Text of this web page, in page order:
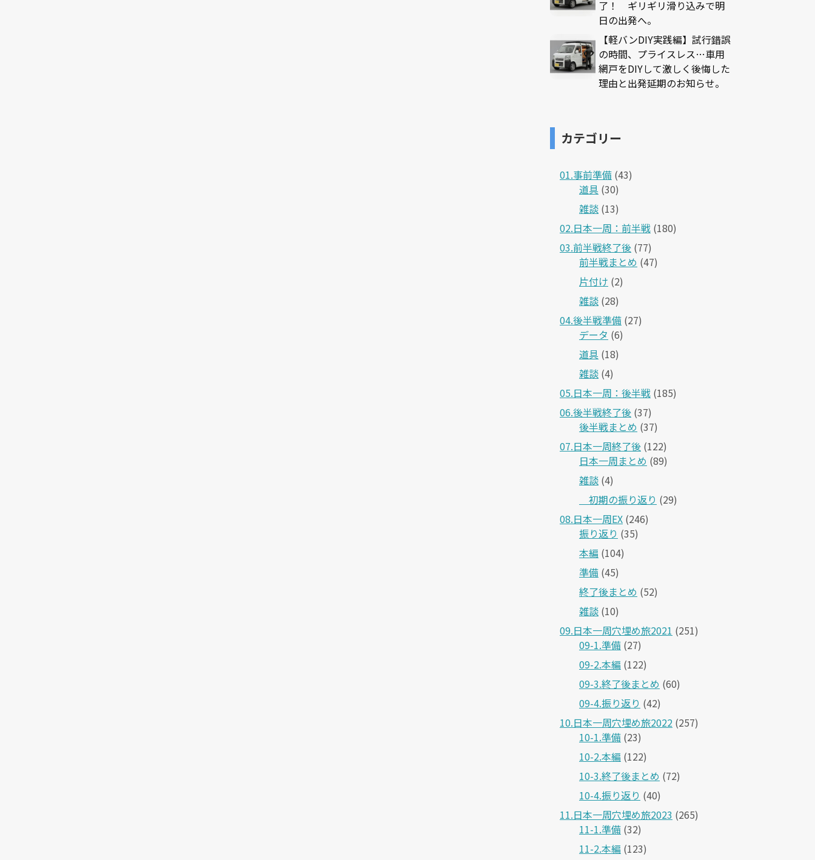
了！ ギリギリ滑り込みで明
日の出発へ。
【軽バンDIY実践編】試行錯誤
の時間、プライスレス…車用
網戸をDIYして激しく後悔した
理由と出発延期のお知らせ。
カテゴリー
01.事前準備 (43)
道具 (30)
雑談 (13)
02.日本一周：前半戦 (180)
03.前半戦終了後 (77)
前半戦まとめ (47)
片付け (2)
雑談 (28)
04.後半戦準備 (27)
データ (6)
道具 (18)
雑談 (4)
05.日本一周：後半戦 (185)
06.後半戦終了後 (37)
後半戦まとめ (37)
07.日本一周終了後 (122)
日本一周まとめ (89)
雑談 (4)
＿初期の振り返り (29)
08.日本一周EX (246)
振り返り (35)
本編 (104)
準備 (45)
終了後まとめ (52)
雑談 (10)
09.日本一周穴埋め旅2021 (251)
09-1.準備 (27)
09-2.本編 (122)
09-3.終了後まとめ (60)
09-4.振り返り (42)
10.日本一周穴埋め旅2022 (257)
10-1.準備 (23)
10-2.本編 (122)
10-3.終了後まとめ (72)
10-4.振り返り (40)
11.日本一周穴埋め旅2023 (265)
11-1.準備 (32)
11-2.本編 (123)